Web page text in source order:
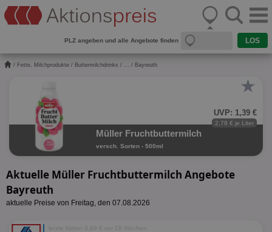
PLZ angeben und alle Angebote finden
/ Fette, Milchprodukte / Buttermilchdrinks / ... / Bayreuth
★
UVP: 1,39 €
2,78 € je Liter
Müller Fruchtbuttermilch
versch. Sorten - 500ml
Aktuelle Müller Fruchtbuttermilch Angebote
Bayreuth
aktuelle Preise von Freitag, den 07.08.2026
letzte Aktion 0,89 € vor 18 Wochen